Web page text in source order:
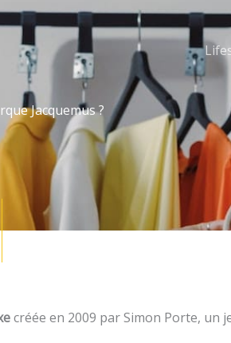
Jacquemus ?
créée en 2009 par Simon Porte, un